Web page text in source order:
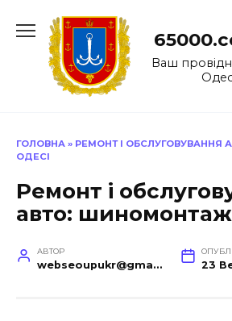
до
Ваш
ГОЛОВНА » РЕМОНТ І ОБСЛУГОВУВАННЯ
ОДЕСІ
Ремонт і
авто: шиномонтаж
АВТОР
webseoupukr@gmail.com 23